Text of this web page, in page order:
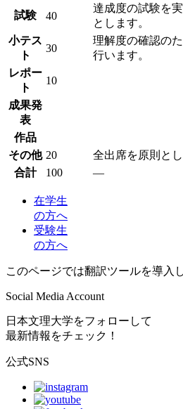
試験 40
達成度の試験を
とします。
小テス
ト
30
理解度の確認の
行います。
レポー
ト
10
成果発
表
作品
その他 20
全出席を原則とし
合計
100 ―
在学生
の方へ
受験生
の方へ
このページでは翻訳ツールを導入
Social Media Account
日本文理大学をフォローして
最新情報をチェック！
公式SNS